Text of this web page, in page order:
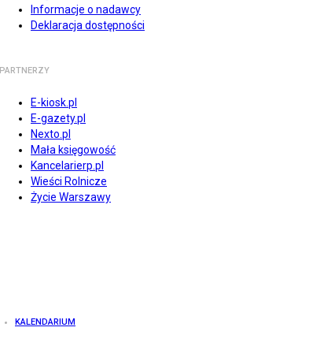
Informacje o nadawcy
Deklaracja dostępności
PARTNERZY
E-kiosk.pl
E-gazety.pl
Nexto.pl
Mała księgowość
Kancelarierp.pl
Wieści Rolnicze
Życie Warszawy
KALENDARIUM